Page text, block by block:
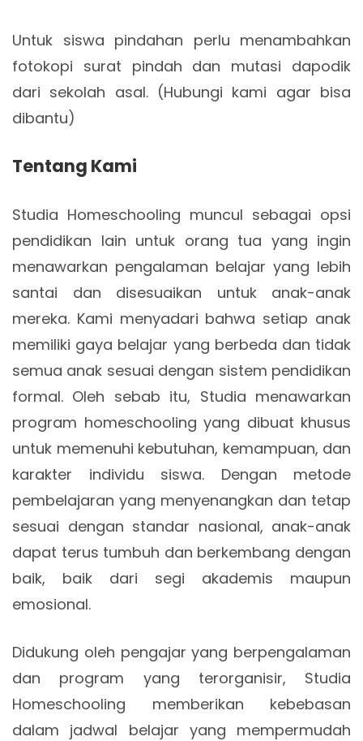
Untuk siswa pindahan perlu menambahkan
fotokopi surat pindah dan mutasi dapodik
dari sekolah asal. (Hubungi kami agar bisa
dibantu)
Tentang Kami
Studia Homeschooling muncul sebagai opsi
pendidikan lain untuk orang tua yang ingin
menawarkan pengalaman belajar yang lebih
santai dan disesuaikan untuk anak-anak
mereka. Kami menyadari bahwa setiap anak
memiliki gaya belajar yang berbeda dan tidak
semua anak sesuai dengan sistem pendidikan
formal. Oleh sebab itu, Studia menawarkan
program homeschooling yang dibuat khusus
untuk memenuhi kebutuhan, kemampuan, dan
karakter individu siswa. Dengan metode
pembelajaran yang menyenangkan dan tetap
sesuai dengan standar nasional, anak-anak
dapat terus tumbuh dan berkembang dengan
baik, baik dari segi akademis maupun
emosional.
Didukung oleh pengajar yang berpengalaman
dan program yang terorganisir, Studia
Homeschooling memberikan kebebasan
dalam jadwal belajar yang mempermudah